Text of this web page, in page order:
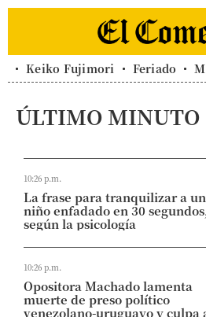
Keiko Fujimori Feriado
ÚLTIMO MINUTO
10:26 p.m.
La frase para tranquilizar a un
niño enfadado en 30
según la psicología
10:26 p.m.
Opositora Machado lamenta
muerte de preso político
venezolano-uruguayo y culpa